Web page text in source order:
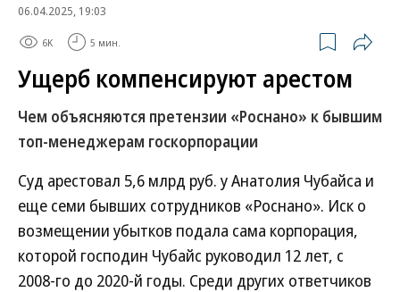
06.04.2025, 19:03
6K 5 мин.
Ущерб компенсируют арестом
Чем объясняются претензии «Роснано» к бывшим
топ-менеджерам госкорпорации
Суд арестовал 5,6 млрд руб. у Анатолия Чубайса и
еще семи бывших сотрудников «Роснано». Иск о
возмещении убытков подала сама корпорация,
которой господин Чубайс руководил 12 лет, с
2008-го до 2020-й годы. Среди других ответчиков